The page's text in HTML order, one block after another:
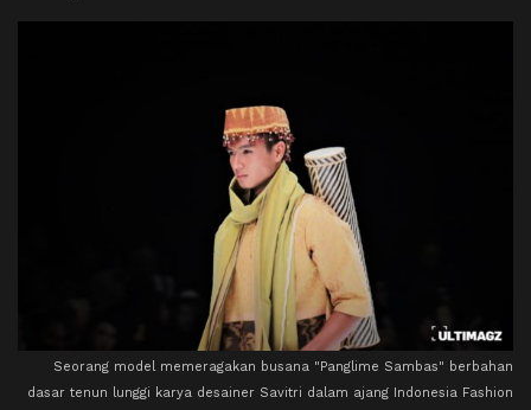
Seorang model memeragakan busana "Panglime Sambas" berbahan
dasar tenun lunggi karya desainer Savitri dalam ajang Indonesia Fashion